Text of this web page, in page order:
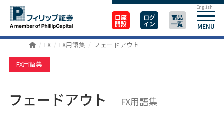
口座
開設
ログ
イン
商品
一覧 MENU
English
FX FX用語集 フェードアウト
FX用語集
フェードアウト FX用語集